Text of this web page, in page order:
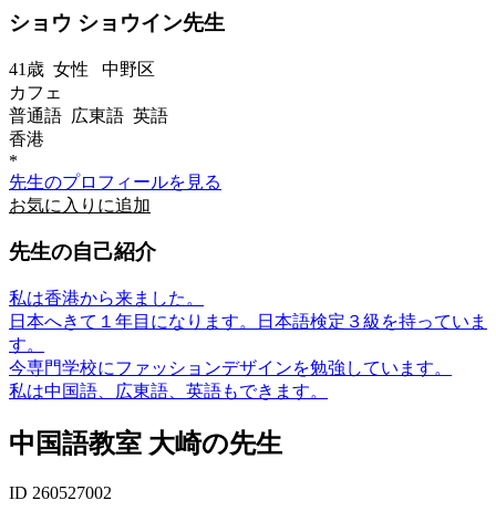
ショウ ショウイン先生
41歳 女性 中野区
カフェ
普通語 広東語 英語
香港
*
先生のプロフィールを見る
お気に入りに追加
先生の自己紹介
私は香港から来ました。
日本へきて１年目になります。日本語検定３級を持っていま
す。
今専門学校にファッションデザインを勉強しています。
私は中国語、広東語、英語もできます。
中国語教室 大崎の先生
ID 260527002